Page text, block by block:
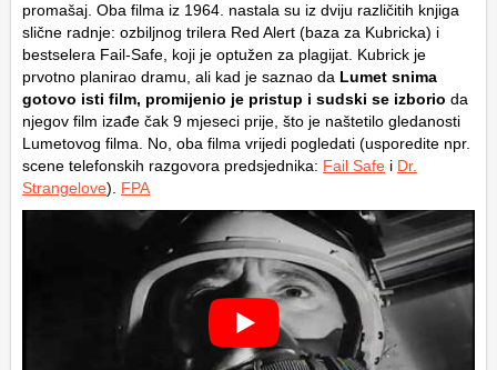
promašaj. Oba filma iz 1964. nastala su iz dviju različitih knjiga
slične radnje: ozbiljnog trilera Red Alert (baza za Kubricka) i
bestselera Fail-Safe, koji je optužen za plagijat. Kubrick je
prvotno planirao dramu, ali kad je saznao da Lumet snima
gotovo isti film, promijenio je pristup i sudski se izborio da
njegov film izađe čak 9 mjeseci prije, što je naštetilo gledanosti
Lumetovog filma. No, oba filma vrijedi pogledati (usporedite npr.
scene telefonskih razgovora predsjednika: Fail Safe i Dr.
Strangelove). FPA